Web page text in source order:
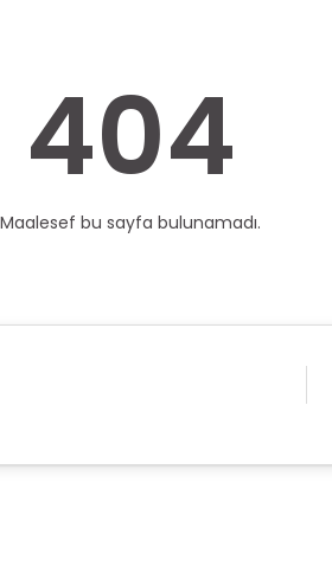
404
Maalesef bu sayfa bulunamadı.